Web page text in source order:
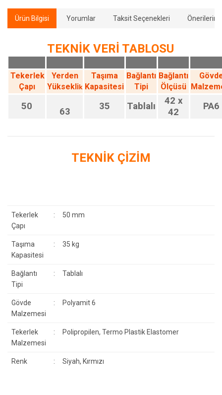
Ürün Bilgisi Yorumlar Taksit Seçenekleri
TEKNİK VERİ TABLOSU
Tekerlek
Çapı
Yerden
Yükseklik
Taşıma
Kapasitesi
Bağlantı
Tipi
Bağlantı
Ölçüsü
50 63 35 Tablalı
42 x
42
PA6
TEKNİK ÇİZİM
Tekerlek
Çapı
: 50 mm
Taşıma
Kapasitesi
: 35 kg
Bağlantı
Tipi
: Tablalı
Gövde
Malzemesi
: Polyamit 6
Tekerlek
Malzemesi
: Polipropilen, Termo Plastik Elastomer
Renk : Siyah, Kırmızı